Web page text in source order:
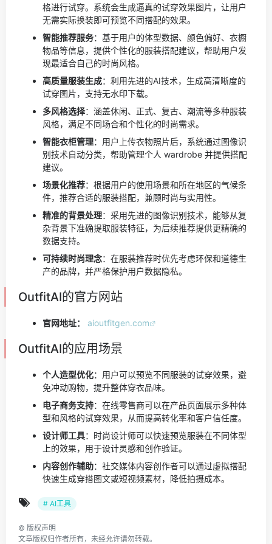
格进行试穿。系统会生成逼真的试穿效果图片，让用户
无需实际换装即可预览不同搭配的效果。
智能推荐服务：基于用户的体型数据、颜色偏好、衣橱
物品等信息，提供个性化的服装搭配建议，帮助用户发
现最适合自己的时尚风格。
高质量服装生成：利用先进的AI技术，生成高清晰度的
试穿图片，支持无水印下载。
多风格选择：涵盖休闲、正式、复古、潮流等多种服装
风格，满足不同场合和个性化的时尚需求。
智能衣柜管理：用户上传衣物照片后，系统通过图像识
别技术自动分类，帮助管理个人 wardrobe 并提供搭配
建议。
场景化推荐：根据用户的使用场景和所在地区的气候条
件，推荐合适的服装搭配，兼顾时尚与实用性。
精准的背景处理：采用先进的图像识别技术，能够从复
杂背景下准确提取服装特征，为后续推荐提供更精确的
数据支持。
可持续时尚理念：在服装推荐时优先考虑环保和道德生
产的品牌，并严格保护用户数据隐私。
OutfitAI的官方网站
官网地址： aioutfitgen.com
OutfitAI的应用场景
个人造型优化：用户可以预览不同服装的试穿效果，避
免冲动购物，提升整体穿衣品味。
电子商务支持：在线零售商可以在产品页面展示多种体
型和风格的试穿效果，从而提高转化率和客户信任度。
设计师工具：时尚设计师可以快速预览服装在不同体型
上的效果，用于设计灵感和创作验证。
内容创作辅助：社交媒体内容创作者可以通过虚拟搭配
快速生成穿搭图文或短视频素材，降低拍摄成本。
# AI工具
© 版权声明
文章版权归作者所有，未经允许请勿转载。